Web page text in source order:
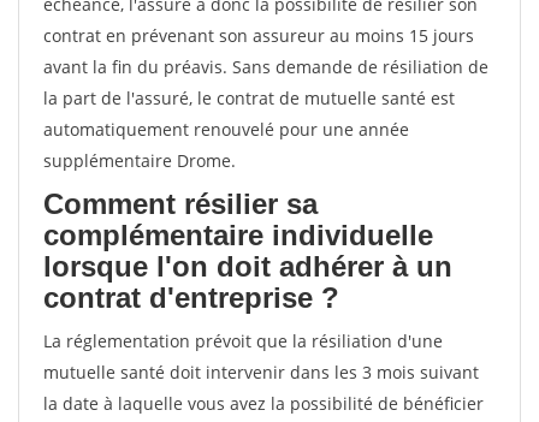
contrat en prévenant son assureur au moins 15 jours
avant la fin du préavis. Sans demande de résiliation de
la part de l'assuré, le contrat de mutuelle santé est
automatiquement renouvelé pour une année
supplémentaire Drome.
Comment résilier sa
complémentaire individuelle
lorsque l'on doit adhérer à un
contrat d'entreprise ?
La réglementation prévoit que la résiliation d'une
mutuelle santé doit intervenir dans les 3 mois suivant
la date à laquelle vous avez la possibilité de bénéficier